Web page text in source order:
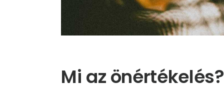
Mi az önértékelés?